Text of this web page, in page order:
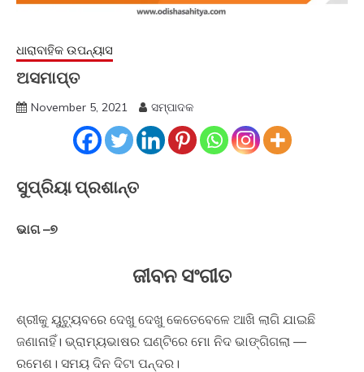
ଧାରାବାହିକ ଉପନ୍ୟାସ
ଅସମାପ୍ତ
November 5, 2021 ସମ୍ପାଦକ
ସୁପ୍ରିୟା ପ୍ରଶାନ୍ତ
ଭାଗ –୭
ଜୀବନ ସଂଗୀତ
ଶ୍ରୀକୁ ୟୁଟ୍ୟୁବରେ ଦେଖୁ ଦେଖୁ କେତେବେଳେ ଆଖି ଲାଗି ଯାଇଛି
ଜଣାନାହିଁ। ଭ୍ରାମ୍ୟଭାଷର ଘଣ୍ଟିରେ ମୋ ନିଦ ଭାଙ୍ଗିଗଲା —
ରମେଶ। ସମୟ ଦିନ ଦିଟା ପନ୍ଦର।